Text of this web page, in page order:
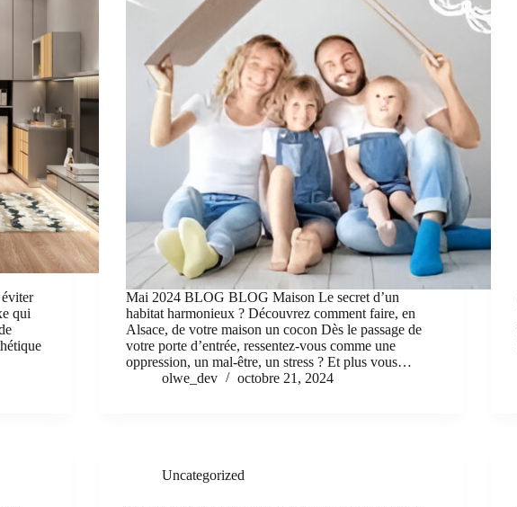
qui
Mai 2024 BLOG BLOG Maison Le secret d’un
habitat harmonieux ? Découvrez comment faire, en
Alsace, de votre maison un cocon Dès le passage de
votre porte d’entrée, ressentez-vous comme une
oppression, un mal-être, un stress ? Et plus vous…
olwe_dev
octobre 21, 2024
Uncategorized